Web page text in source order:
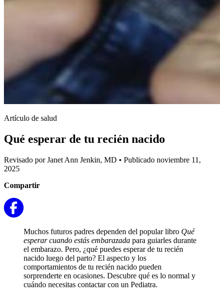
Artículo de salud
Qué esperar de tu recién nacido
Revisado por Janet Ann Jenkin, MD • Publicado noviembre 11,
2025
Compartir
Muchos futuros padres dependen del popular libro Qué
esperar cuando estás embarazada para guiarles durante
el embarazo. Pero, ¿qué puedes esperar de tu recién
nacido luego del parto? El aspecto y los
comportamientos de tu recién nacido pueden
sorprenderte en ocasiones. Descubre qué es lo normal y
cuándo necesitas contactar con un Pediatra.